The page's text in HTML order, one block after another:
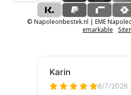
© Napoleonbestek.nl | EME
emarkable